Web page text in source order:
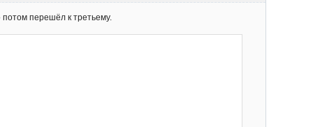
потом перешёл к третьему.